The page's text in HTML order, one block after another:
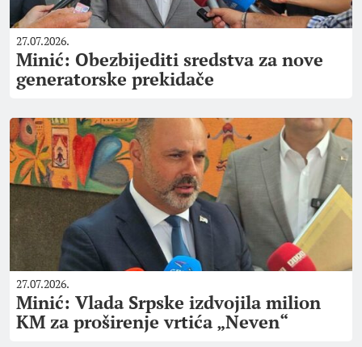
27.07.2026.
Minić: Obezbijediti sredstva za nove
generatorske prekidače
27.07.2026.
Minić: Vlada Srpske izdvojila milion
KM za proširenje vrtića „Neven“